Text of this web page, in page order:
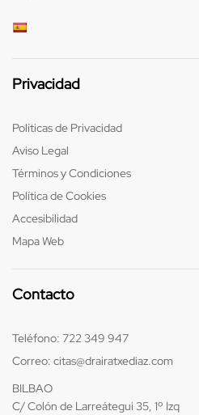
Privacidad
Políticas de Privacidad
Aviso Legal
Términos y Condiciones
Política de Cookies
Accesibilidad
Mapa Web
Contacto
Teléfono: 722 349 947
Correo: citas@drairatxediaz.com
BILBAO
C/ Colón de Larreátegui 35, 1º Izq